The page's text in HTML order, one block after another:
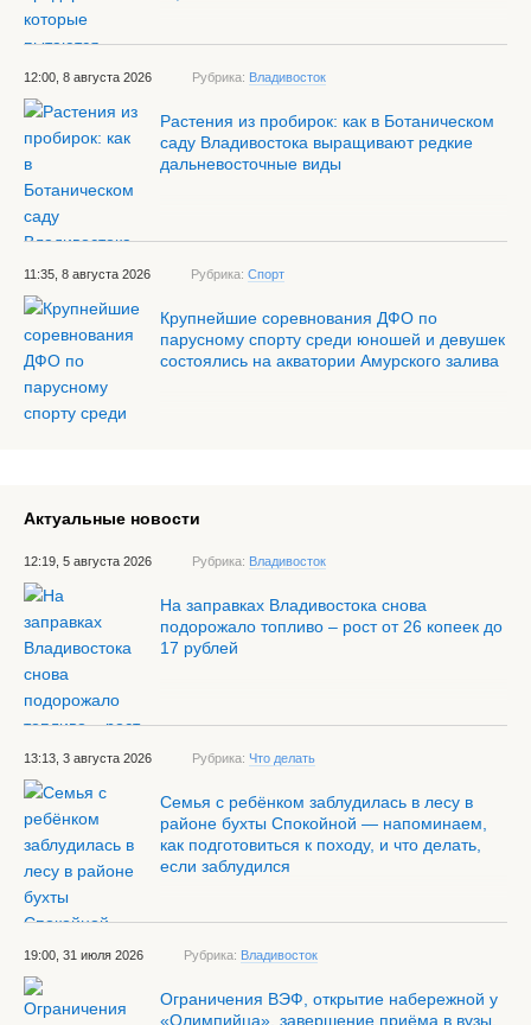
12:00, 8 августа 2026 Рубрика: Владивосток
Растения из пробирок: как в Ботаническом
саду Владивостока выращивают редкие
дальневосточные виды
11:35, 8 августа 2026 Рубрика: Спорт
Крупнейшие соревнования ДФО по
парусному спорту среди юношей и девушек
состоялись на акватории Амурского залива
Актуальные новости
12:19, 5 августа 2026 Рубрика: Владивосток
На заправках Владивостока снова
подорожало топливо – рост от 26 копеек до
17 рублей
13:13, 3 августа 2026 Рубрика: Что делать
Семья с ребёнком заблудилась в лесу в
районе бухты Спокойной — напоминаем,
как подготовиться к походу, и что делать,
если заблудился
19:00, 31 июля 2026 Рубрика: Владивосток
Ограничения ВЭФ, открытие набережной у
«Олимпийца», завершение приёма в вузы,